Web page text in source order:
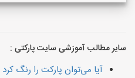
سایر مطالب آموزشی سایت پارکتی :
آیا می‌توان پارکت را رنگ کرد